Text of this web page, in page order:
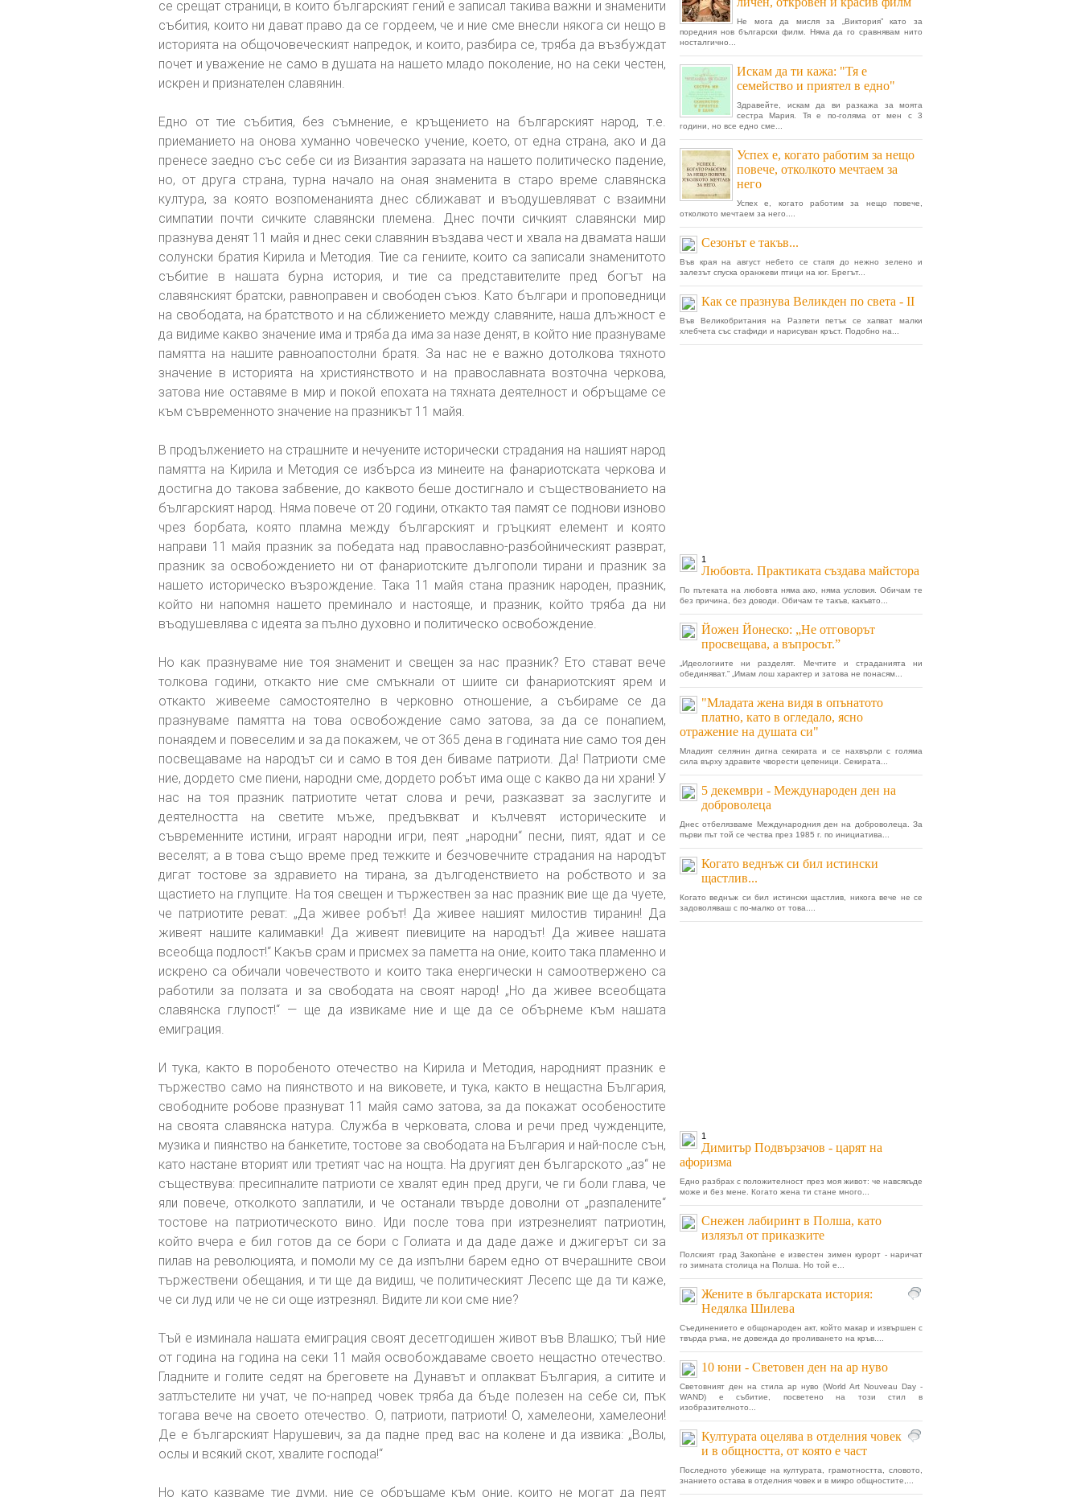
се срещат страници, в които българският гений е записал такива важни и знаменити
събития, които ни дават право да се гордеем, че и ние сме внесли някога си нещо в
историята на общочовеческият напредок, и които, разбира се, тряба да възбуждат
почет и уважение не само в душата на нашето младо поколение, но на секи честен,
искрен и признателен славянин.
Едно от тие събития, без съмнение, е кръщението на българският народ, т.е.
приеманието на онова хуманно човеческо учение, което, от една страна, ако и да
пренесе заедно със себе си из Византия заразата на нашето политическо падение,
но, от друга страна, турна начало на оная знаменита в старо време славянска
култура, за която возпоменанията днес сближават и въодушевляват с взаимни
симпатии почти сичките славянски племена. Днес почти сичкият славянски мир
празнува денят 11 майя и днес секи славянин въздава чест и хвала на двамата наши
солунски братия Кирила и Методия. Тие са гениите, които са записали знаменитото
събитие в нашата бурна история, и тие са представителите пред богът на
славянският братски, равноправен и свободен съюз. Като българи и проповедници
на свободата, на братството и на сближението между славяните, наша длъжност е
да видиме какво значение има и тряба да има за назе денят, в който ние празнуваме
памятта на нашите равноапостолни братя. За нас не е важно дотолкова тяхното
значение в историята на християнството и на православната возточна черкова,
затова ние оставяме в мир и покой епохата на тяхната деятелност и обръщаме се
към съвременното значение на празникът 11 майя.
В продължението на страшните и нечуените исторически страдания на нашият народ
памятта на Кирила и Методия се избърса из минеите на фанариотската черкова и
достигна до такова забвение, до каквото беше достигнало и съществованието на
българският народ. Няма повече от 20 години, откакто тая памят се поднови изново
чрез борбата, която пламна между българският и гръцкият елемент и която
направи 11 майя празник за победата над православно-разбойническият разврат,
празник за освобождението ни от фанариотските дългополи тирани и празник за
нашето историческо възрождение. Така 11 майя стана празник народен, празник,
който ни напомня нашето преминало и настояще, и празник, който тряба да ни
въодушевлява с идеята за пълно духовно и политическо освобождение.
Но как празнуваме ние тоя знаменит и свещен за нас празник? Ето стават вече
толкова години, откакто ние сме смъкнали от шиите си фанариотският ярем и
откакто живееме самостоятелно в черковно отношение, а събираме се да
празнуваме памятта на това освобождение само затова, за да се понапием,
понаядем и повеселим и за да покажем, че от 365 дена в годината ние само тоя ден
посвещаваме на народът си и само в тоя ден биваме патриоти. Да! Патриоти сме
ние, дордето сме пиени, народни сме, дордето робът има още с какво да ни храни! У
нас на тоя празник патриотите четат слова и речи, разказват за заслугите и
деятелността на светите мъже, предъвкват и кълчевят историческите и
съвременните истини, играят народни игри, пеят „народни“ песни, пият, ядат и се
веселят; а в това също време пред тежките и безчовечните страдания на народът
дигат тостове за здравието на тирана, за дългоденствието на робството и за
щастието на глупците. На тоя свещен и тържествен за нас празник вие ще да чуете,
че патриотите реват: „Да живее робът! Да живее нашият милостив тиранин! Да
живеят нашите калимавки! Да живеят пиевиците на народът! Да живее нашата
всеобща подлост!“ Какъв срам и присмех за паметта на оние, които така пламенно и
искрено са обичали човечеството и които така енергически н самоотвержено са
работили за ползата и за свободата на своят народ! „Но да живее всеобщата
славянска глупост!“ — ще да извикаме ние и ще да се обърнеме към нашата
емиграция.
И тука, както в поробеното отечество на Кирила и Методия, народният празник е
тържество само на пиянството и на виковете, и тука, както в нещастна България,
свободните робове празнуват 11 майя само затова, за да покажат особеностите
на своята славянска натура. Служба в черковата, слова и речи пред чужденците,
музика и пиянство на банкетите, тостове за свободата на България и най-после сън,
като настане вторият или третият час на нощта. На другият ден българското „аз“ не
съществува: пресипналите патриоти се хвалят един пред други, че ги боли глава, че
яли повече, отколкото заплатили, и че останали твърде доволни от „разпалените“
тостове на патриотическото вино. Иди после това при изтрезнелият патриотин,
който вчера е бил готов да се бори с Голиата и да даде даже и джигерът си за
пилав на революцията, и помоли му се да изпълни барем едно от вчерашните свои
тържествени обещания, и ти ще да видиш, че политическият Лесепс ще да ти каже,
че си луд или че не си още изтрезнял. Видите ли кои сме ние?
Тъй е изминала нашата емиграция своят десетгодишен живот във Влашко; тъй ние
от година на година на секи 11 майя освобождаваме своето нещастно отечество.
Гладните и голите седят на бреговете на Дунавът и оплакват България, а ситите и
затлъстелите ни учат, че по-напред човек тряба да бъде полезен на себе си, пък
тогава вече на своето отечество. О, патриоти, патриоти! О, хамелеони, хамелеони!
Де е българският Нарушевич, за да падне пред вас на колене и да извика: „Волы,
ослы и всякий скот, хвалите господа!“
Но като казваме тие думи, ние се обръщаме към оние, които не могат да пеят
Не мога да мисля за „Виктория” като за
поредния нов български филм. Няма да го сравнявам нито
носталгично...
Искам да ти кажа: "Тя е
семейство и приятел в едно"
Здравейте, искам да ви разкажа за моята
сестра Мария. Тя е по-голяма от мен с 3
години, но все едно сме...
Успех е, когато работим за нещо
повече, отколкото мечтаем за
него
Успех е, когато работим за нещо повече,
отколкото мечтаем за него....
Сезонът е такъв...
Във края на август небето се стапя до нежно зелено и
залезът спуска оранжеви птици на юг. Брегът...
Как се празнува Великден по света - II
Във Великобритания на Разпети петък се хапват малки
хлебчета със стафиди и нарисуван кръст. Подобно на...
1
Любовта. Практиката създава майстора
По пътеката на любовта няма ако, няма условия. Обичам те
без причина, без доводи. Обичам те такъв, какъвто...
Йожен Йонеско: „Не отговорът
просвещава, а въпросът.”
„Идеологиите ни разделят. Мечтите и страданията ни
обединяват.” „Имам лош характер и затова не понасям...
"Младата жена видя в опънатото
платно, като в огледало, ясно
отражение на душата си"
Младият селянин дигна секирата и се нахвърли с голяма
сила върху здравите чворести цепеници. Секирата...
5 декември - Международен ден на
доброволеца
Днес отбелязваме Международния ден на доброволеца. За
първи път той се чества през 1985 г. по инициатива...
Когато веднъж си бил истински
щастлив...
Когато веднъж си бил истински щастлив, никога вече не се
задоволяваш с по-малко от това....
1
Димитър Подвързачов - царят на
афоризма
Едно разбрах с положителност през моя живот: че навсякъде
може и без мене. Когато жена ти стане много...
Снежен лабиринт в Полша, като
излязъл от приказките
Полският град Закопа̀не е известен зимен курорт - наричат
го зимната столица на Полша. Но той е...
Жените в българската история:
Недялка Шилева
Съединението е общонароден акт, който макар и извършен с
твърда ръка, не довежда до проливането на кръв....
10 юни - Световен ден на ар нуво
Световният ден на стила ар нуво (World Art Nouveau Day -
WAND) е събитие, посветено на този стил в
изобразителното...
Културата оцелява в отделния човек
и в общността, от която е част
Последното убежище на културата, грамотността, словото,
знанието остава в отделния човек и в микро общностите,...